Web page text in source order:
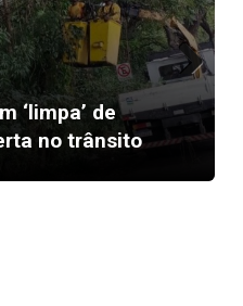
‘limpa’ de
no trânsito
Next